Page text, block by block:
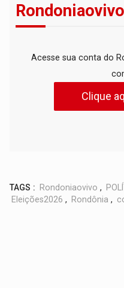
Acesse sua conta do
Clique
TAGS : Rondoniaovivo ,
Eleições2026 , Rondônia ,